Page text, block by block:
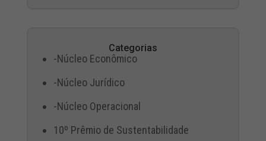
Categorias
-Núcleo Econômico
-Núcleo Jurídico
-Núcleo Operacional
10º Prêmio de Sustentabilidade